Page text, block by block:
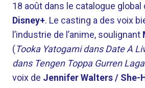
18 août dans le catalogue
Disney+. Le casting a des voix
l’industrie de l’anime, soulignant
(Tooka Yatogami dans Date A
dans Tengen Toppa Gurren
voix de Jennifer Walters / She-